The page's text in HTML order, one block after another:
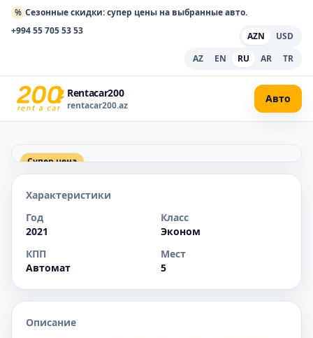
% Сезонные скидки: супер цены на выбранные авто.
+994 55 705 53 53
AZN
USD
AZ
EN RU AR TR
Rentacar200
rentacar200.az
Авто
Супер цена
Характеристики
Год
2021
Класс
Эконом
КПП
Автомат
Мест
5
Описание